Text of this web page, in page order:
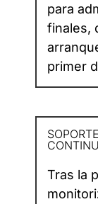
para
finales,
primer
Tras la